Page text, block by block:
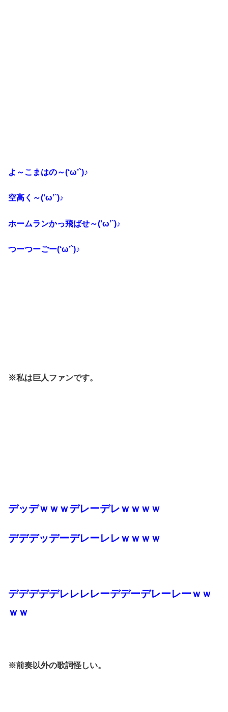
よ～こまはの～(‘ω’`)♪
空高く～(‘ω’`)♪
ホームランかっ飛ばせ～(‘ω’`)♪
つーつーごー(‘ω’`)♪
※私は巨人ファンです。
デッデｗｗｗデレーデレｗｗｗｗ
デデデッデーデレーレレｗｗｗｗ
デデデデデレレレレーデデーデレーレーｗｗ
ｗｗ
※前奏以外の歌詞怪しい。